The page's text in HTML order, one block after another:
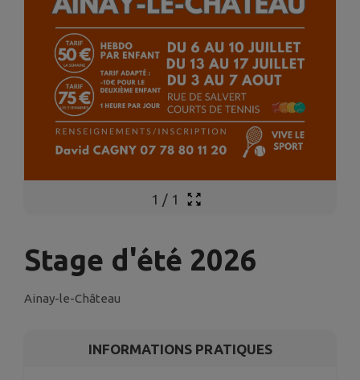
1 / 1
Stage d'été 2026
Ainay-le-Château
INFORMATIONS PRATIQUES